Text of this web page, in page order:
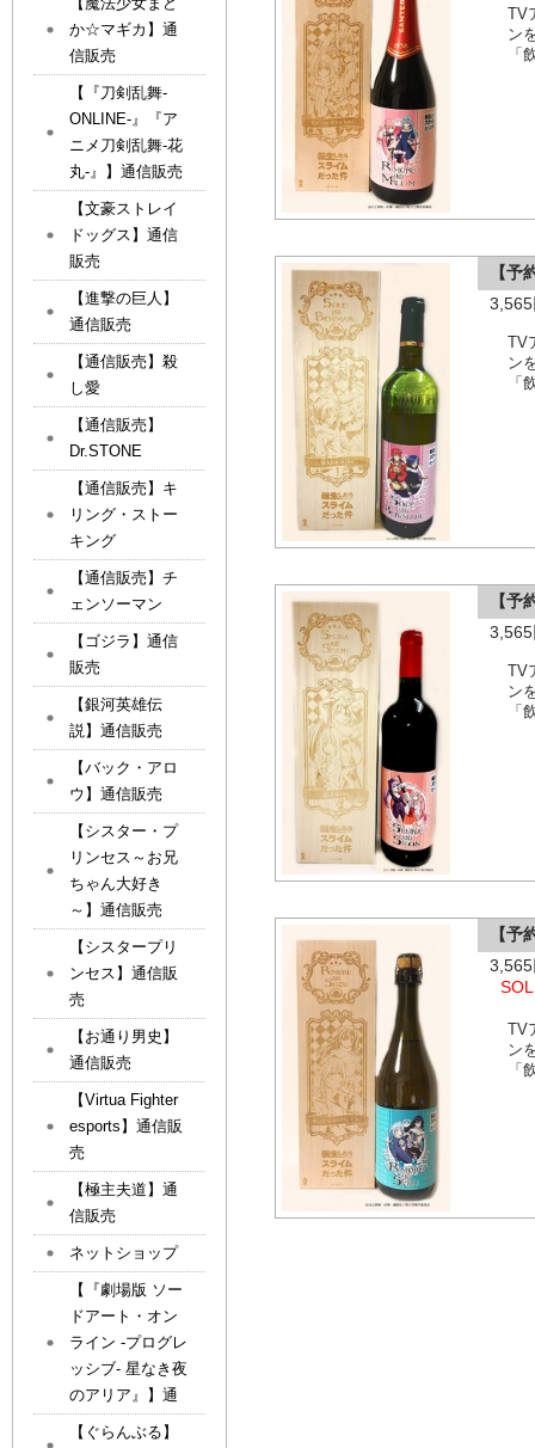
ン
「
【
ン
「
【
TV
ン
「
【
ン
「
か☆マギカ】通
信販売
【『刀剣乱舞-
ONLINE-』『ア
ニメ刀剣乱舞-花
丸-』】通信販売
【文豪ストレイ
ドッグス】通信
販売
【進撃の巨人】
通信販売
【通信販売】殺
し愛
【通信販売】
Dr.STONE
【通信販売】キ
リング・ストー
キング
【通信販売】チ
ェンソーマン
【ゴジラ】通信
販売
【銀河英雄伝
説】通信販売
【バック・アロ
ウ】通信販売
【シスター・プ
リンセス～お兄
ちゃん大好き
～】通信販売
【シスタープリ
ンセス】通信販
売
【お通り男史】
通信販売
【Virtua Fighter
esports】通信販
売
【極主夫道】通
信販売
ネットショップ
【『劇場版 ソー
ドアート・オン
ライン -プログレ
ッシブ- 星なき夜
のアリア』】通
【ぐらんぶる】